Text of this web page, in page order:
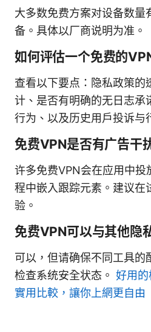
大多数免费方案对设备数量
备。具体以厂商说明为准。
如何评估一个免费的
查看以下要点：隐私政策的
计、是否有明确的无日志承
行为、以及历史用户投诉与
免费VPN是否有广告干
许多免费VPN会在应用中投
程中嵌入跟踪元素。建议在
验。
免费VPN可以与其他隐
可以，但请确保不同工具的
检查系统安全状态。 好用
實用比較，讓你上網更自由